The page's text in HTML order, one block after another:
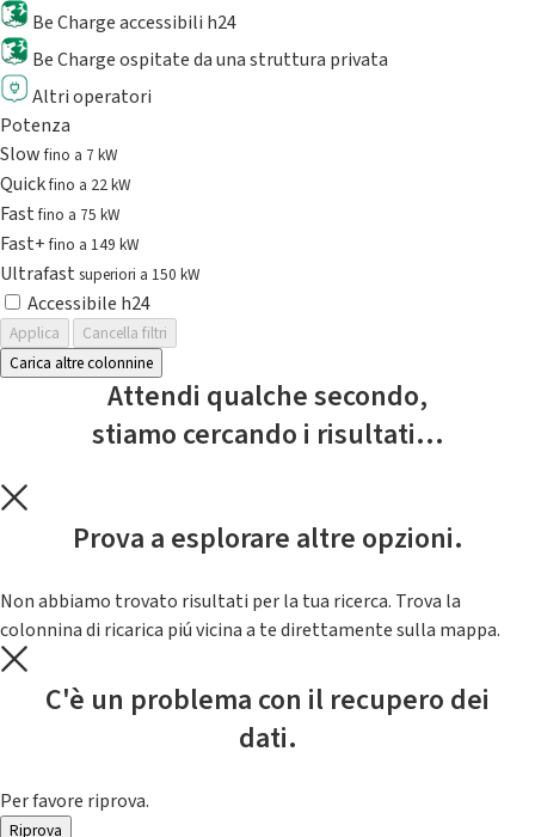
Be Charge accessibili h24
Be Charge ospitate da una struttura privata
Altri operatori
Potenza
Slowfino a 7 kW
Quickfino a 22 kW
Fastfino a 75 kW
Fast+fino a 149 kW
Ultrafast superiori a 150 kW
Accessibile h24
Applica
Cancella filtri
Carica altre colonnine
Attendi qualche secondo,
stiamo cercando i risultati...
Prova a esplorare altre opzioni.
Non abbiamo trovato risultati per la tua ricerca. Trova la
colonnina di ricarica piú vicina a te direttamente sulla mappa.
C'è un problema con il recupero dei
dati.
Per favore riprova.
Riprova